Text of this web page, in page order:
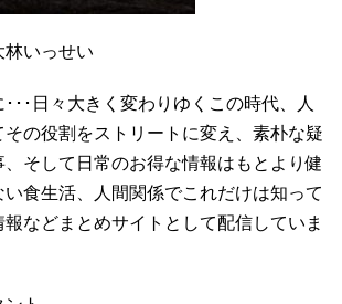
林いっせい
･･日々大きく変わりゆくこの時代、人
その役割をストリートに変え、素朴な疑
、そして日常のお得な情報はもとより健
い食生活、人間関係でこれだけは知って
などまとめサイトとして配信していま